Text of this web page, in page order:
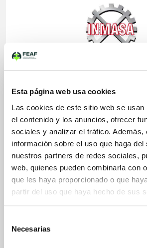
Esta página web usa cookies
Las cookies de este sitio web se usan
el contenido y los anuncios, ofrecer
sociales y analizar el tráfico. Además,
información sobre el uso que haga del
nuestros partners de redes sociales,
web, quienes pueden combinarla con
que les haya proporcionado o que
partir del uso que haya hecho de sus
Necesarias
Gris
Nodular
Sectores Fundición de
Maquinaria agrícola
Maq. obras públicas y
Valvulería - accesorios
Otro
Sistemas de moldeo /
Fundición de Hierro